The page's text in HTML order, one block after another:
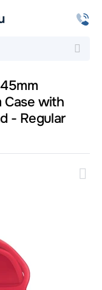
Case with
- Regular